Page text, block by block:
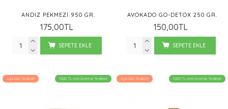
ANDIZ PEKMEZI 950 GR.
175,00TL
SEPETE EKLE
AVOKADO GO-DETOX 250 GR.
150,00TL
SEPETE EKLE
Aynı Gün Teslimat 1000 TL üstü Ücretsiz Teslimat Aynı Gün Teslimat 1000 TL üstü Ücretsiz Teslimat